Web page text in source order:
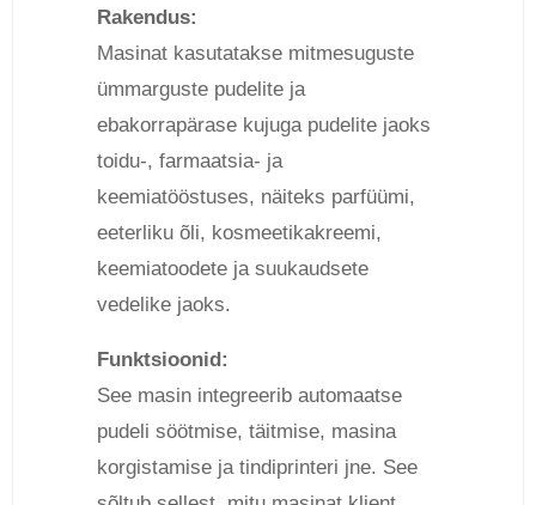
Rakendus:
Masinat kasutatakse mitmesuguste
ümmarguste pudelite ja
ebakorrapärase kujuga pudelite jaoks
toidu-, farmaatsia- ja
keemiatööstuses, näiteks parfüümi,
eeterliku õli, kosmeetikakreemi,
keemiatoodete ja suukaudsete
vedelike jaoks.
Funktsioonid:
See masin integreerib automaatse
pudeli söötmise, täitmise, masina
korgistamise ja tindiprinteri jne. See